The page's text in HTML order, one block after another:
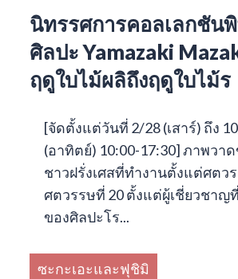
นิทรรศการคอลเลกชั
ศิลปะ Yamazaki
ฤดูใบไม้ผลิถึงฤดูใบไม้ร
[จัดตั้งแต่วันที่ 2/28 (เสาร์) ถึง
(อาทิตย์) 10:00-17:30] ภาพวา
ชาวฝรั่งเศสที่ทำงานตั้งแต่ศตว
ศตวรรษที่ 20 ตั้งแต่ผู้เชี่ยวชาญ
ของศิลปะโร...
ซะกะเอะและฟุชิมิ